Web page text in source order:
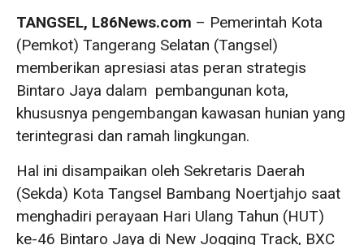
TANGSEL, L86News.com – Pemerintah Kota
(Pemkot) Tangerang Selatan (Tangsel)
memberikan apresiasi atas peran strategis
Bintaro Jaya dalam pembangunan kota,
khususnya pengembangan kawasan hunian yang
terintegrasi dan ramah lingkungan.
Hal ini disampaikan oleh Sekretaris Daerah
(Sekda) Kota Tangsel Bambang Noertjahjo saat
menghadiri perayaan Hari Ulang Tahun (HUT)
ke-46 Bintaro Jaya di New Jogging Track, BXC